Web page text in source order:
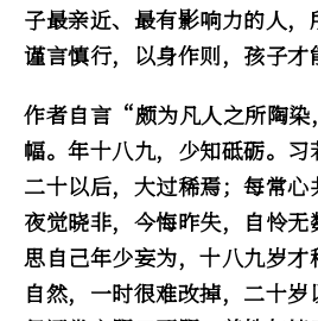
子最亲近、最有影响力的人
谨言慎行，以身作则，孩子才
作者自言“颇为凡人之所陶染
幅。年十八九，少知砥砺。习
二十以后，大过稀焉；每常心
夜觉晓非，今悔昨失，自怜
思自己年少妄为，十八九岁
自然，一时很难改掉，二十岁